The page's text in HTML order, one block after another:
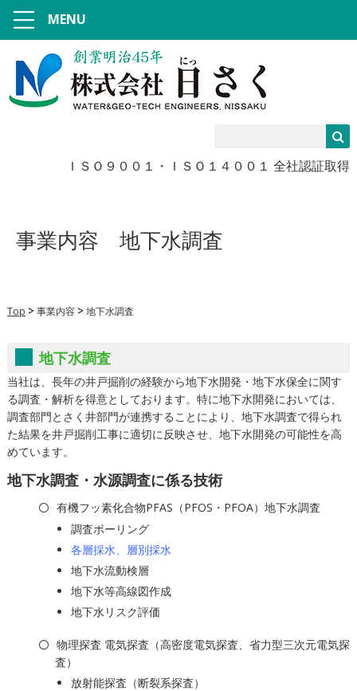
ＩＳＯ９００１・ＩＳＯ１４００１ 全社認証取得
MENU
事業内容 地下水調査
Top 事業内容 地下水調査
地下水調査
当社は、長年の井戸掘削の経験から地下水開発・地下水保全に関す
る調査・解析を得意としております。特に地下水開発においては、
調査部門とさく井部門が連携することにより、地下水調査で得られ
た結果を井戸掘削工事に適切に反映させ、地下水開発の可能性を高
めています。
地下水調査・水源調査に係る技術
有機フッ素化合物PFAS（PFOS・PFOA）地下水調査
調査ボーリング
各層採水、層別採水
地下水流動検層
地下水等高線図作成
地下水リスク評価
物理探査 電気探査（高密度電気探査、省力型三次元電気探
査）
放射能探査（断裂系探査）